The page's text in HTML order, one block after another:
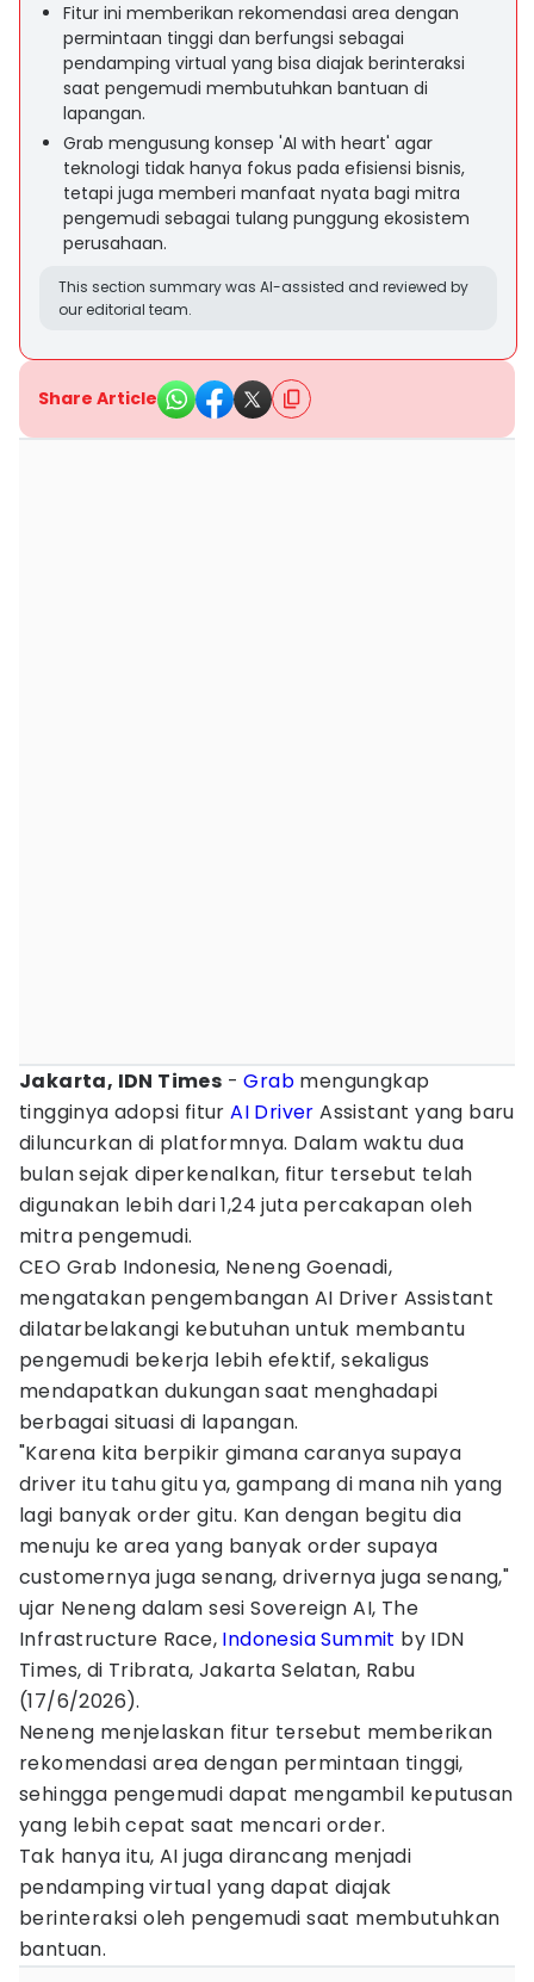
Fitur ini memberikan rekomendasi area dengan
permintaan tinggi dan berfungsi sebagai
pendamping virtual yang bisa diajak berinteraksi
saat pengemudi membutuhkan bantuan di
lapangan.
Grab mengusung konsep 'AI with heart' agar
teknologi tidak hanya fokus pada efisiensi bisnis,
tetapi juga memberi manfaat nyata bagi mitra
pengemudi sebagai tulang punggung ekosistem
perusahaan.
This section summary was AI-assisted and reviewed by
our editorial team.
Share Article
Jakarta, IDN Times -Grab mengungkap
tingginya adopsi fiturAI Driver Assistant yang baru
diluncurkan di platformnya. Dalam waktu dua
bulan sejak diperkenalkan, fitur tersebut telah
digunakan lebih dari 1,24 juta percakapan oleh
mitra pengemudi.
CEO Grab Indonesia, Neneng Goenadi,
mengatakan pengembangan AI Driver Assistant
dilatarbelakangi kebutuhan untuk membantu
pengemudi bekerja lebih efektif, sekaligus
mendapatkan dukungan saat menghadapi
berbagai situasi di lapangan.
"Karena kita berpikir gimana caranya supaya
driver itu tahu gitu ya, gampang di mana nih yang
lagi banyak order gitu. Kan dengan begitu dia
menuju ke area yang banyak order supaya
customernya juga senang, drivernya juga senang,"
ujar Neneng dalam sesi Sovereign AI, The
Infrastructure Race, Indonesia Summit by IDN
Times, di Tribrata, Jakarta Selatan, Rabu
(17/6/2026).
Neneng menjelaskan fitur tersebut memberikan
rekomendasi area dengan permintaan tinggi,
sehingga pengemudi dapat mengambil keputusan
yang lebih cepat saat mencari order.
Tak hanya itu, AI juga dirancang menjadi
pendamping virtual yang dapat diajak
berinteraksi oleh pengemudi saat membutuhkan
bantuan.